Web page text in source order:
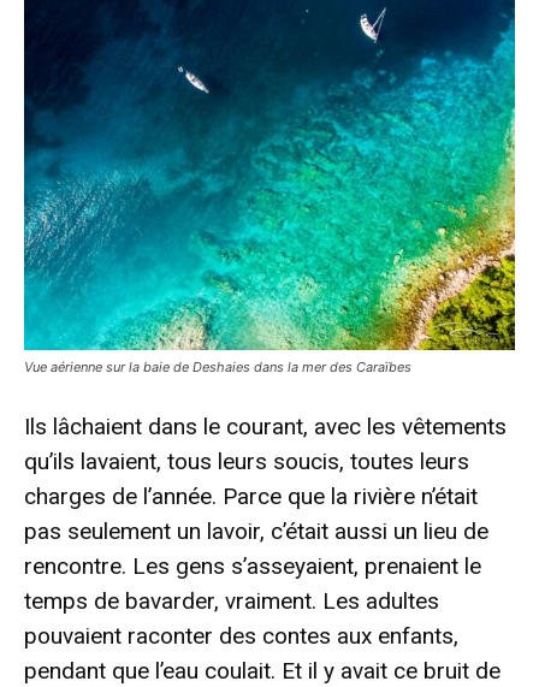
Vue aérienne sur la baie de Deshaies dans la mer des Caraïbes
Ils lâchaient dans le courant, avec les vêtements
qu’ils lavaient, tous leurs soucis, toutes leurs
charges de l’année. Parce que la rivière n’était
pas seulement un lavoir, c’était aussi un lieu de
rencontre. Les gens s’asseyaient, prenaient le
temps de bavarder, vraiment. Les adultes
pouvaient raconter des contes aux enfants,
pendant que l’eau coulait. Et il y avait ce bruit de